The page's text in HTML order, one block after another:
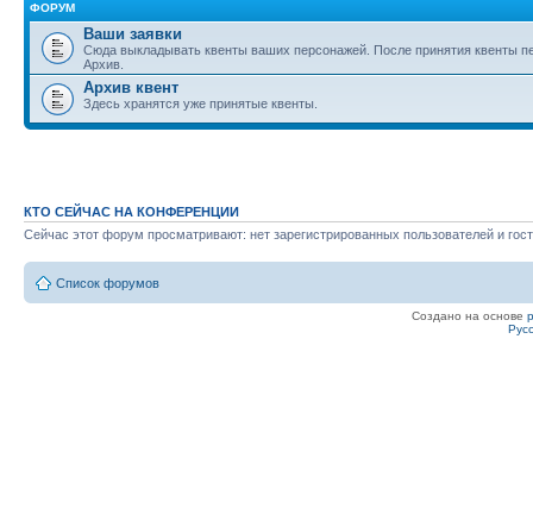
ФОРУМ
Ваши заявки
Сюда выкладывать квенты ваших персонажей. После принятия квенты
Архив.
Архив квент
Здесь хранятся уже принятые квенты.
КТО СЕЙЧАС НА КОНФЕРЕНЦИИ
Сейчас этот форум просматривают: нет зарегистрированных пользователей и
Список форумов
Создано на основе